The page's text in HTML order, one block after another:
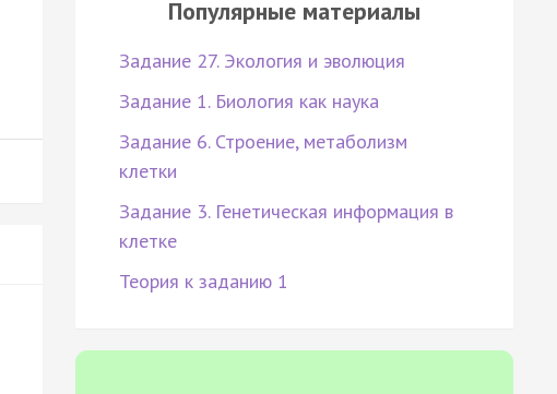
Популярные материалы
Задание 27. Экология и эволюция
Задание 1. Биология как наука
Задание 6. Строение, метаболизм
клетки
Задание 3. Генетическая информация в
клетке
Теория к заданию 1